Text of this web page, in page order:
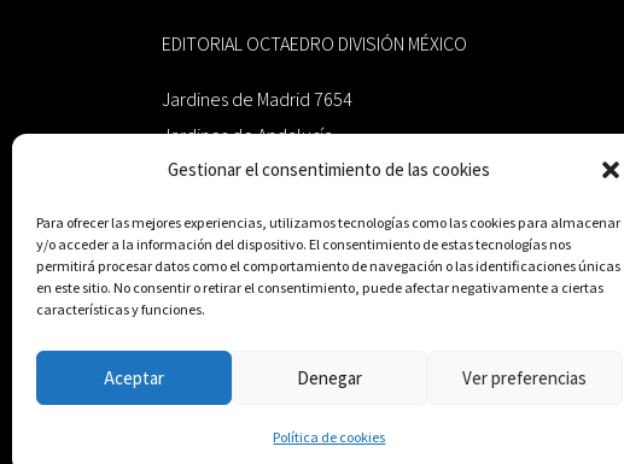
Gestionar el consentimiento de las cookies
Para ofrecer las mejores experiencias, utilizamos tecnologías como las cookies para almacenar
y/o acceder a la información del dispositivo. El consentimiento de estas tecnologías nos
permitirá procesar datos como el comportamiento de navegación o las identificaciones únicas
en este sitio. No consentir o retirar el consentimiento, puede afectar negativamente a ciertas
características y funciones.
Aceptar Denegar Ver preferencias
Política de cookies
EDITORIAL OCTAEDRO DIVISIÓN MÉXICO
Jardines de Madrid 7654
Jardines de Andalucía
Guadalupe, Nuevo León
zairaoctaedro@gmail.com
+52 811.499.5638